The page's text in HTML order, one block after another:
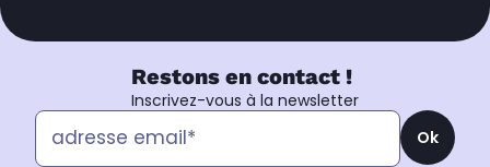
Restons en contact !
Inscrivez-vous à la newsletter
Ok